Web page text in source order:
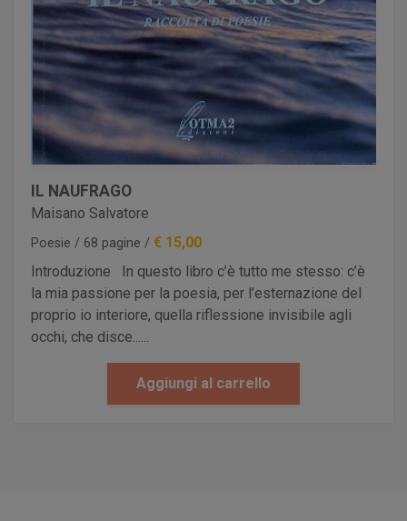
IL NAUFRAGO
Maisano Salvatore
Poesie / 68 pagine /€ 15,00
Introduzione In questo libro c’è tutto me stesso: c’è
la mia passione per la poesia, per l’esternazione del
proprio io interiore, quella riflessione invisibile agli
occhi, che disce......
Aggiungi al carrello